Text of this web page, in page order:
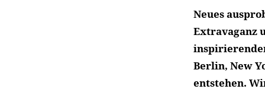
Neues
Extravaganz
Berlin, New
entstehen.